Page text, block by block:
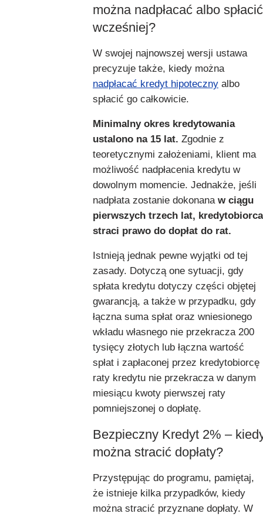
można nadpłacać albo spłacić
wcześniej?
W swojej najnowszej wersji ustawa
precyzuje także, kiedy można
nadpłacać kredyt hipoteczny albo
spłacić go całkowicie.
Minimalny okres kredytowania
ustalono na 15 lat. Zgodnie z
teoretycznymi założeniami, klient ma
możliwość nadpłacenia kredytu w
dowolnym momencie. Jednakże, jeśli
nadpłata zostanie dokonana w ciągu
pierwszych trzech lat, kredytobiorca
straci prawo do dopłat do rat.
Istnieją jednak pewne wyjątki od tej
zasady. Dotyczą one sytuacji, gdy
spłata kredytu dotyczy części objętej
gwarancją, a także w przypadku, gdy
łączna suma spłat oraz wniesionego
wkładu własnego nie przekracza 200
tysięcy złotych lub łączna wartość
spłat i zapłaconej przez kredytobiorcę
raty kredytu nie przekracza w danym
miesiącu kwoty pierwszej raty
pomniejszonej o dopłatę.
Bezpieczny Kredyt 2% –
można stracić dopłaty?
Przystępując do programu, pamiętaj,
że istnieje kilka przypadków, kiedy
można stracić przyznane dopłaty. W